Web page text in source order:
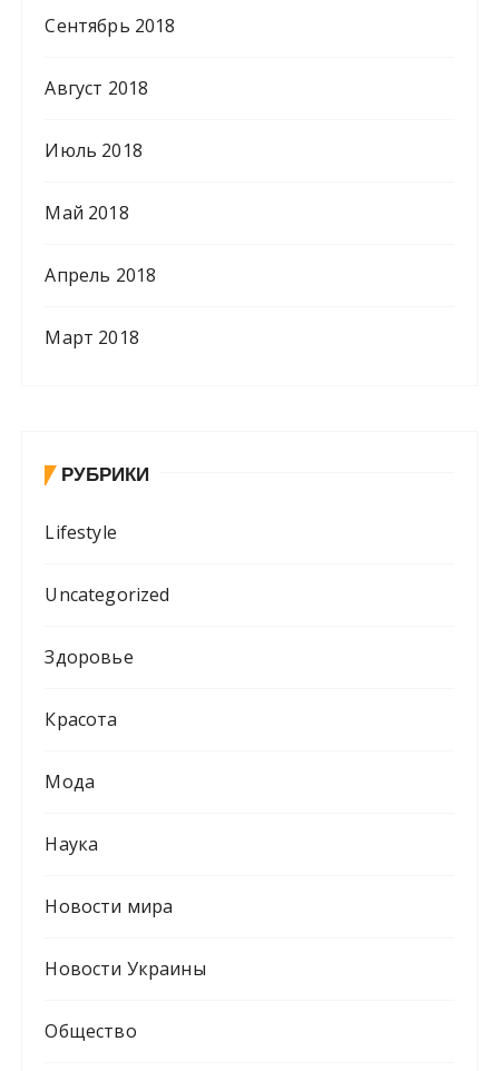
Сентябрь 2018
Август 2018
Июль 2018
Май 2018
Апрель 2018
Март 2018
РУБРИКИ
Lifestyle
Uncategorized
Здоровье
Красота
Мода
Наука
Новости мира
Новости Украины
Общество